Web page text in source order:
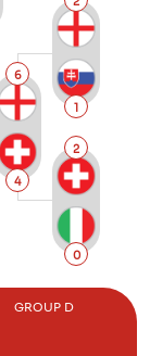
6
4
1
2
0
GROUP D